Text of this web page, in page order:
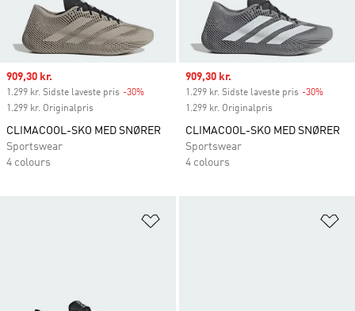
Sale price
909,30 kr.
1.299 kr. Sidste laveste pris -30%
1.299 kr. Originalpris
CLIMACOOL-SKO MED SNØRER
Sportswear
4 colours
Sale price
909,30 kr.
1.299 kr. Sidste laveste pris -30%
1.299 kr. Originalpris
CLIMACOOL-SKO MED SNØRER
Sportswear
4 colours